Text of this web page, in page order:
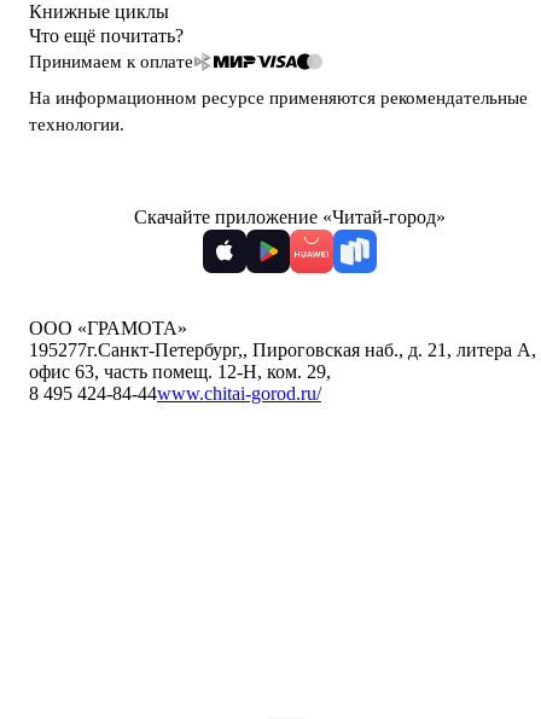
Книжные циклы
Что ещё почитать?
Принимаем к оплате
На информационном ресурсе применяются рекомендательные
технологии.
Скачайте приложение «Читай-город»
ООО «ГРАМОТА»
195277г.Санкт-Петербург,, Пироговская наб., д. 21, литера А,
офис 63, часть помещ. 12-Н, ком. 29,
8 495 424-84-44www.chitai-gorod.ru/